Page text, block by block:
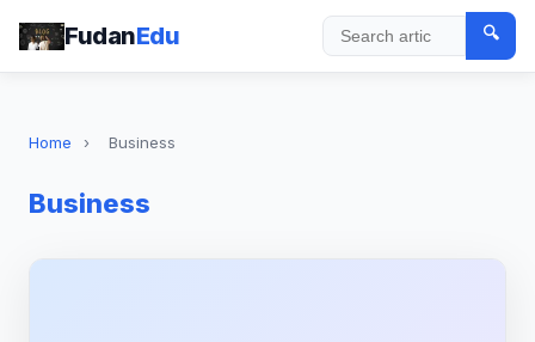
FudanEdu Search
🔍
Home › Business
Business